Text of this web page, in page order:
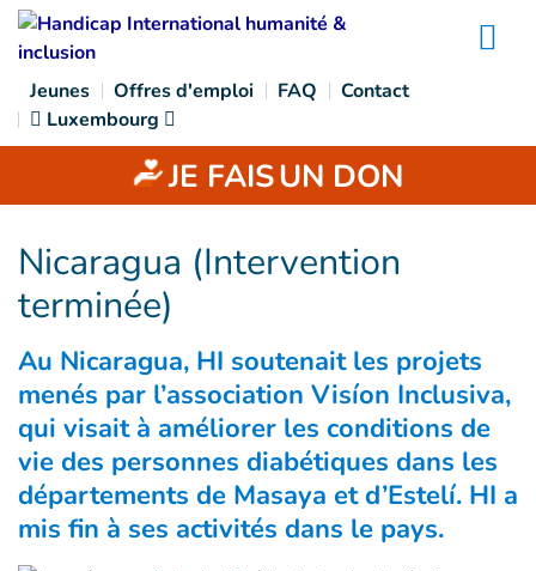
Goto main content
Jeunes Offres d'emploi FAQ
Contact
Luxembourg
JE FAISUN DON
Nicaragua (Intervention
terminée)
Au Nicaragua, HI soutenait les projets
menés par l’association Visíon Inclusiva,
qui visait à améliorer les conditions de
vie des personnes diabétiques dans les
départements de Masaya et d’Estelí. HI a
mis fin à ses activités dans le pays.